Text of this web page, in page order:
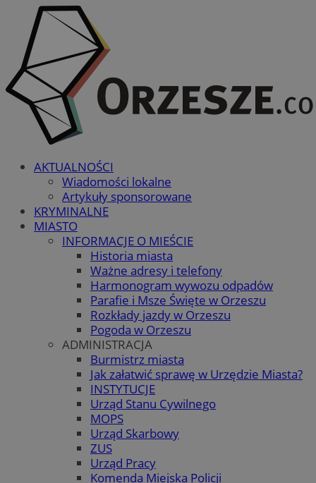
AKTUALNOŚCI
Wiadomości lokalne
Artykuły sponsorowane
KRYMINALNE
MIASTO
INFORMACJE O MIEŚCIE
Historia miasta
Ważne adresy i telefony
Harmonogram wywozu odpadów
Parafie i Msze Święte w Orzeszu
Rozkłady jazdy w Orzeszu
Pogoda w Orzeszu
ADMINISTRACJA
Burmistrz miasta
Jak załatwić sprawę w Urzędzie Miasta?
INSTYTUCJE
Urząd Stanu Cywilnego
MOPS
Urząd Skarbowy
ZUS
Urząd Pracy
Komenda Miejska Policji